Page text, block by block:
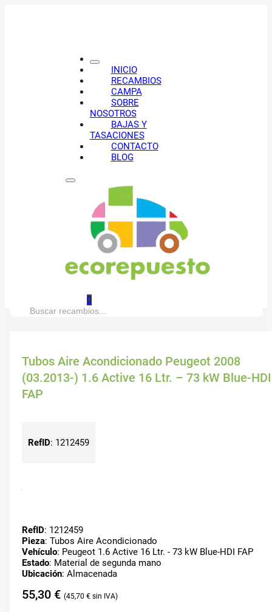
INICIO
RECAMBIOS
CAMPA
SOBRE
NOSOTROS
BAJAS Y
TASACIONES
CONTACTO
BLOG
0
Buscar:
Tubos Aire Acondicionado Peugeot 2008
(03.2013-) 1.6 Active 16 Ltr. – 73 kW Blue-HDI
FAP
RefID: 1212459
RefID: 1212459
Pieza: Tubos Aire Acondicionado
Vehículo: Peugeot 1.6 Active 16 Ltr. - 73 kW Blue-HDI FAP
Estado: Material de segunda mano
Ubicación: Almacenada
55,30 € 45,70 €